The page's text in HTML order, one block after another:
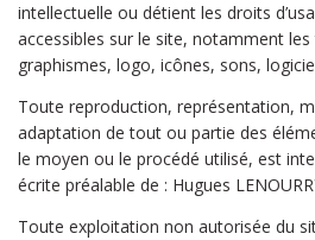
intellectuelle ou détient les droits
accessibles sur le site, notamment
graphismes, logo, icônes, sons,
Toute reproduction, représentation,
adaptation de tout ou partie des
le moyen ou le procédé utilisé, est
écrite préalable de : Hugues
Toute exploitation non autorisée du